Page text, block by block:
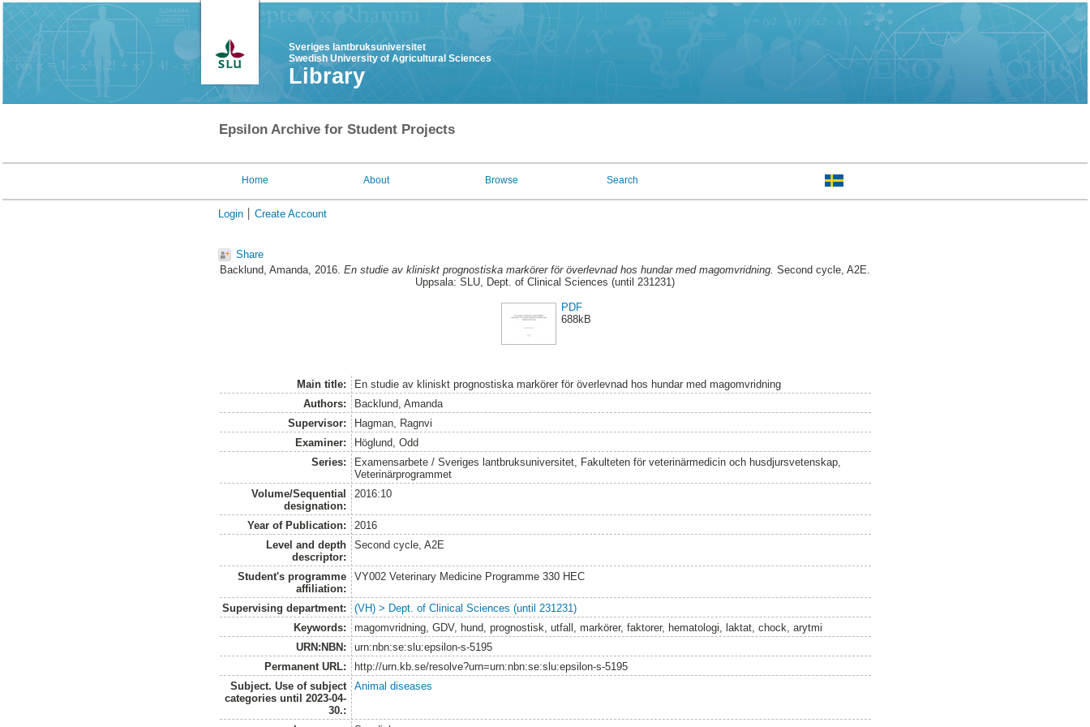
Sveriges lantbruksuniversitet
Swedish University of Agricultural Sciences
Library
Epsilon Archive for Student Projects
Home About Browse Search
Login Create Account
Share
Backlund, Amanda, 2016. En studie av kliniskt prognostiska markörer för överlevnad hos hundar med magomvridning. Second cycle, A2E.
Uppsala: SLU, Dept. of Clinical Sciences (until 231231)
PDF
688kB
Main title:
En studie av kliniskt prognostiska markörer för överlevnad hos hundar med magomvridning
Authors:
Backlund, Amanda
Supervisor:
Hagman, Ragnvi
Examiner:
Höglund, Odd
Series:
Examensarbete / Sveriges lantbruksuniversitet, Fakulteten för veterinärmedicin och husdjursvetenskap,
Veterinärprogrammet
Volume/Sequential
designation:
2016:10
Year of Publication:
2016
Level and depth
descriptor:
Second cycle, A2E
Student's programme
affiliation:
VY002 Veterinary Medicine Programme 330 HEC
Supervising department:
(VH) > Dept. of Clinical Sciences (until 231231)
Keywords:
magomvridning, GDV, hund, prognostisk, utfall, markörer, faktorer, hematologi, laktat, chock, arytmi
URN:NBN:
urn:nbn:se:slu:epsilon-s-5195
Permanent URL:
http://urn.kb.se/resolve?urn=urn:nbn:se:slu:epsilon-s-5195
Subject. Use of subject
categories until 2023-04-
30.:
Animal diseases